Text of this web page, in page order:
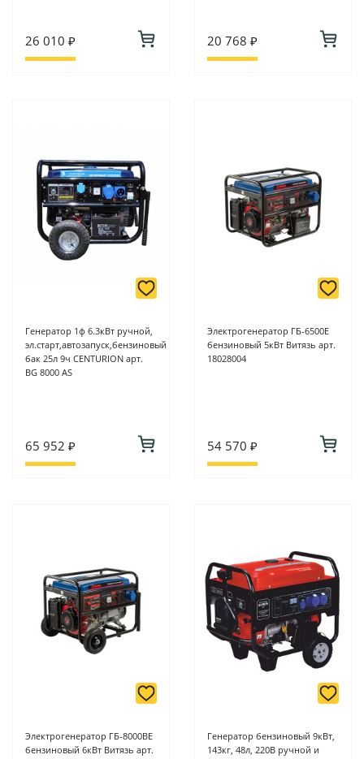
26 010 ₽ 20 768 ₽
Генератор 1ф 6.3кВт ручной,
эл.старт,автозапуск,бензиновый
бак 25л 9ч CENTURION арт.
BG 8000 AS
65 952 ₽
Электрогенератор ГБ-6500Е
бензиновый 5кВт Витязь арт.
18028004
54 570 ₽
Электрогенератор ГБ-8000ВЕ
бензиновый 6кВт Витязь арт.
Генератор бензиновый 9кВт,
143кг, 48л, 220В ручной и